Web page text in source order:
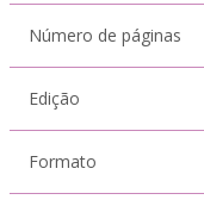
Número de páginas
Edição
Formato